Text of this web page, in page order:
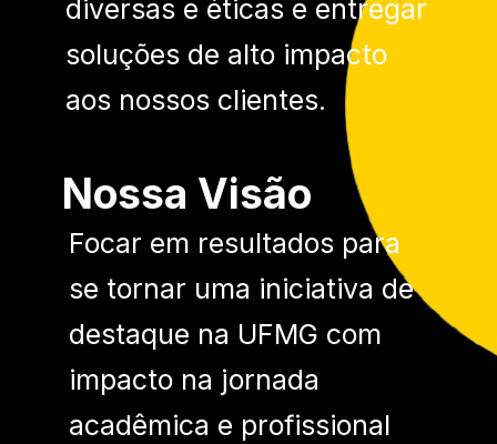
diversas e éticas e entregar
soluções de alto impacto
aos nossos clientes.
Nossa Visão
Focar em resultados para
se tornar uma iniciativa de
destaque na UFMG com
impacto na jornada
acadêmica e profissional